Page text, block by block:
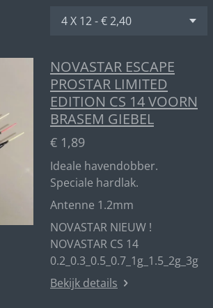
NOVASTAR ESCAPE
PROSTAR LIMITED
EDITION CS 14 VOORN
BRASEM GIEBEL
€ 1,89
Ideale havendobber.
Speciale hardlak.
Antenne 1.2mm
NOVASTAR NIEUW !
NOVASTAR CS 14
0.2_0.3_0.5_0.7_1g_1.5_2g_3g
Bekijk details